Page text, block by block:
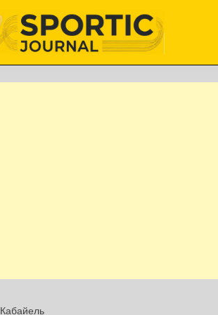
Кабайель